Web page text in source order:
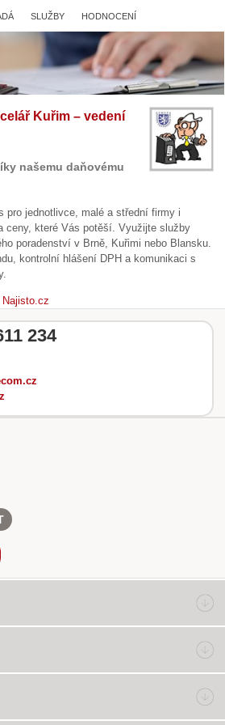
SLUŽBY HODNOCENÍ
Kuřim – vedení
našemu daňovému
pro jednotlivce, malé a střední firmy i
ceny, které Vás potěší. Využijte služby
poradenství v Brně, Kuřimi nebo Blansku.
kontrolní hlášení DPH a komunikaci s
234